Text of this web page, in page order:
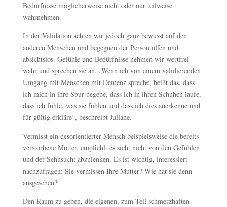
Bedürfnisse möglicherweise nicht oder nur teilweise
wahrnehmen.
In der Validation achten wir jedoch ganz bewusst auf den
anderen Menschen und begegnen der Person offen und
absichtslos. Gefühle und Bedürfnisse nehmen wir wertfrei
wahr und sprechen sie an. „Wenn ich von einem validierenden
Umgang mit Menschen mit Demenz spreche, heißt das, dass
ich mich in ihre Spur begebe, dass ich in ihren Schuhen laufe,
dass ich fühle, was sie fühlen und dass ich dies anerkenne und
für gültig erkläre“, beschreibt Juliane.
Vermisst ein desorientierter Mensch beispielsweise die bereits
verstorbene Mutter, empfiehlt es sich, nicht von den Gefühlen
und der Sehnsucht abzulenken. Es ist wichtig, interessiert
nachzufragen: Sie vermissen Ihre Mutter? Wie hat sie denn
ausgesehen?
Den Raum zu geben, die eigenen, zum Teil schmerzhaften